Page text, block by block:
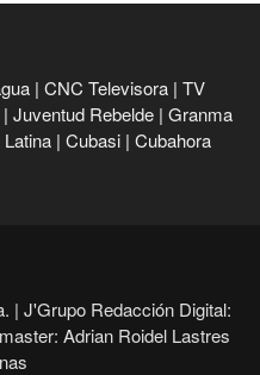
| CNC Televisora | TV
| Juventud Rebelde | Granma
| Cubasi | Cubahora
| J'Grupo Redacción Digital:
Adrian Roidel Lastres